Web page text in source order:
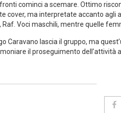
cominci a scemare. Ottimo
cover, ma interpretate accanto agli
Raf. Voci maschili, mentre quelle
Caravano lascia il gruppo, ma
il proseguimento